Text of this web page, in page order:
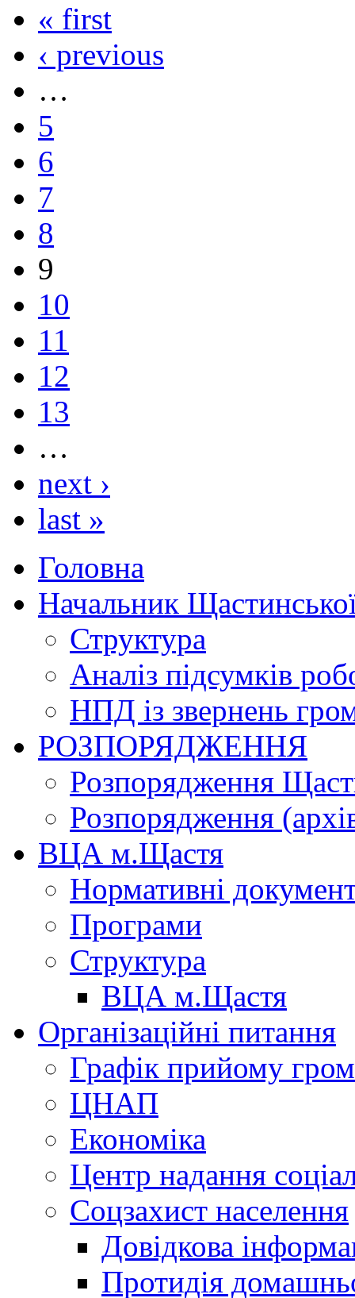
« first
‹ previous
…
5
6
7
8
9
10
11
12
13
…
next ›
last »
Головна
Начальник
Структура
Аналіз підсумків
НПД із звернень
РОЗПОРЯДЖЕННЯ
Розпорядження
Розпорядження
ВЦА м.Щастя
Нормативні
Програми
Структура
ВЦА м.Щастя
Організаційні питання
Графік прийому
ЦНАП
Економіка
Центр надання
Соцзахист населення
Довідкова
Протидія